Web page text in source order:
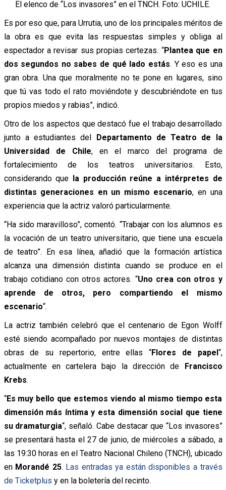
El elenco de “Los invasores” en el TNCH. Foto: UCHILE.
Es por eso que, para Urrutia, uno de los principales méritos de
la obra es que evita las respuestas simples y obliga al
espectador a revisar sus propias certezas. “Plantea que en
dos segundos no sabes de qué lado estás. Y eso es una
gran obra. Una que moralmente no te pone en lugares, sino
que tú vas todo el rato moviéndote y descubriéndote en tus
propios miedos y rabias”, indicó.
Otro de los aspectos que destacó fue el trabajo desarrollado
junto a estudiantes del
Departamento de Teatro de la
Universidad de Chile, en el marco del programa de
fortalecimiento de los teatros universitarios. Esto,
considerando que
la producción reúne a intérpretes de
distintas generaciones en un mismo escenario, en una
experiencia que la actriz valoró particularmente.
“Ha sido maravilloso”, comentó. “Trabajar con los alumnos es
la vocación de un teatro universitario, que tiene una escuela
de teatro”. En esa línea, añadió que la formación artística
alcanza una dimensión distinta cuando se produce en el
trabajo cotidiano con otros actores. “Uno crea con otros y
aprende de otros, pero compartiendo el mismo
escenario“.
La actriz también celebró que el centenario de Egon Wolff
esté siendo acompañado por nuevos montajes de distintas
obras de su repertorio, entre ellas “Flores de papel “,
actualmente en cartelera bajo la dirección de
Francisco
Krebs.
“Es muy bello que estemos viendo al mismo tiempo esta
dimensión más íntima y esta dimensión social que tiene
su dramaturgia“, señaló. Cabe destacar que “Los invasores”
se presentará hasta el 27 de junio, de miércoles a sábado, a
las 19:30 horas en el Teatro Nacional Chileno (TNCH), ubicado
en Morandé 25. Las entradas ya están disponibles a través
de Ticketplus y en la boletería del recinto.